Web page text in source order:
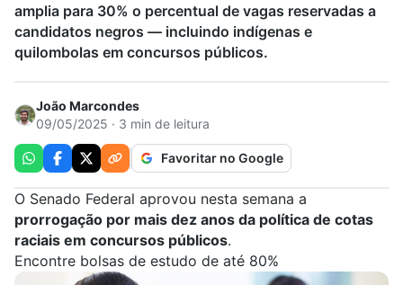
amplia para 30% o percentual de vagas reservadas a
candidatos negros — incluindo indígenas e
quilombolas em concursos públicos.
João Marcondes
09/05/2025 · 3 min de leitura
Favoritar no Google
O Senado Federal aprovou nesta semana a
prorrogação por mais dez anos da política de cotas
raciais em concursos públicos.
Encontre bolsas de estudo de até 80%